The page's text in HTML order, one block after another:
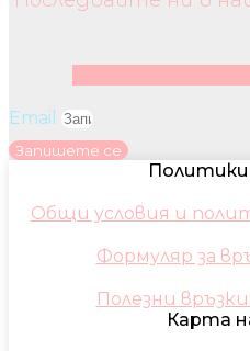
Email
Запишете се
Общи условия и
Формуляр за
Полезни
Карта